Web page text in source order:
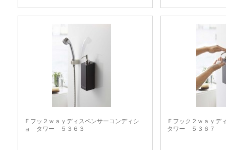
Ｆフッ２ｗａｙディスペンサーコンディシ
ョ タワー ５３６３
Ｆフック２ｗａｙ
タワー ５３６７